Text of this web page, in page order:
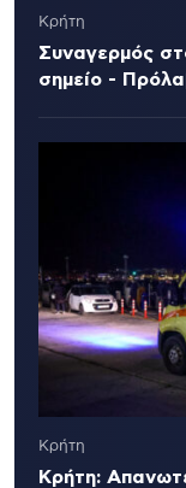
Κρήτη
Συναγερμός
σημείο -
Κρήτη
Κρήτη: